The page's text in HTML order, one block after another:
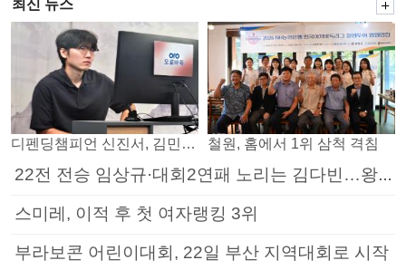
최신 뉴스
디펜딩챔피언 신진서, 김민석 꺾고 8강으로 철원, 홈에서 1위 삼척 격침
22전 전승 임상규·대회2연패 노리는 김다빈…왕중왕전 16강 7일부터
스미레, 이적 후 첫 여자랭킹 3위
부라보콘 어린이대회, 22일 부산 지역대회로 시작